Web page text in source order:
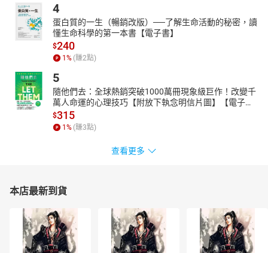
4
蛋白質的一生（暢銷改版）──了解生命活動的秘密，讀
懂生命科學的第一本書【電子書】
$240
1% (賺2點)
5
隨他們去：全球熱銷突破1000萬冊現象級巨作！改變千
萬人命運的心理技巧【附放下執念明信片圖】【電子
書】
$315
1% (賺3點)
查看更多
本店最新到貨